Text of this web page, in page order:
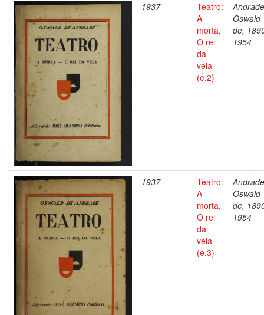
1937
Teatro:
A
morta,
O rei
da
vela
(e.2)
Oswald
de,
1954
1937
Teatro:
A
morta,
O rei
da
vela
(e.3)
Oswald
de,
1954